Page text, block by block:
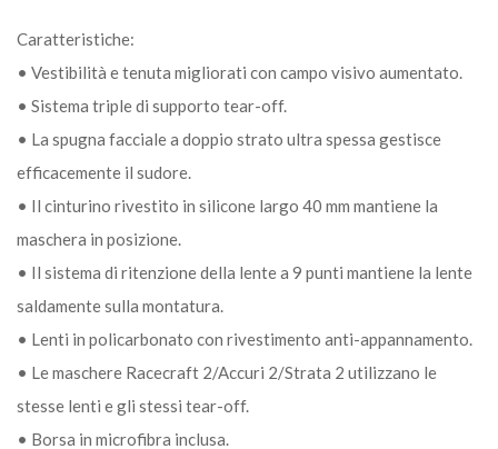
Caratteristiche:
• Vestibilità e tenuta migliorati con campo visivo aumentato.
• Sistema triple di supporto tear-off.
• La spugna facciale a doppio strato ultra spessa gestisce
efficacemente il sudore.
• Il cinturino rivestito in silicone largo 40 mm mantiene la
maschera in posizione.
• Il sistema di ritenzione della lente a 9 punti mantiene la lente
saldamente sulla montatura.
• Lenti in policarbonato con rivestimento anti-appannamento.
• Le maschere Racecraft 2/Accuri 2/Strata 2 utilizzano le
stesse lenti e gli stessi tear-off.
• Borsa in microfibra inclusa.